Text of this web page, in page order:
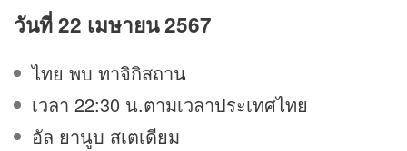
วันที่ 22 เมษายน 2567
ไทย พบ ทาจิกิสถาน
เวลา 22:30 น.ตามเวลาประเทศไทย
อัล ยานูบ สเตเดียม